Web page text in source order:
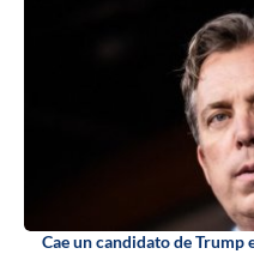
Cae un candidato de Trump